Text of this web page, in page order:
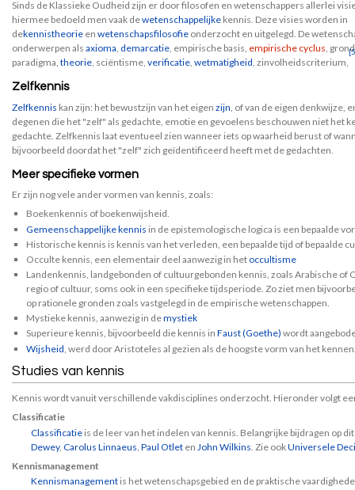
Sinds de Klassieke Oudheid zijn er door filosofen en wetenschappers allerlei
hiermee bedoeld men vaak dewetenschappelijke kennis. Deze visies worden in
dekennistheorie en wetenschapsfilosofie onderzocht en uitgelegd. De
onderwerpen als axioma demarcatie , empirische basis, empirische cyclus ,
paradigma, theorie , sciëntisme, verificatie wetmatigheid , zinvolheidscriterium,
Zelfkennis
Zelfkennis kan zijn: het bewustzijn van het eigen zijn , of van de eigen denkwijze,
degenen die het "zelf" als gedachte, emotie en gevoelens beschouwen niet het
gedachte. Zelfkennis laat eventueel zien wanneer iets op waarheid berust of
bijvoorbeeld doordat het "zelf" zich geïdentificeerd heeft met de gedachten.
Meer specifieke vormen
Er zijn nog vele ander vormen van kennis, zoals:
Boekenkennis of boekenwijsheid.
Gemeenschappelijke kennis in de epistemologische logica is een bepaalde
Historische kennis is kennis van het verleden, een bepaalde tijd of bepaalde
Occulte kennis, een elementair deel aanwezig in het occultisme
Landenkennis, landgebonden of cultuurgebonden kennis, zoals Arabische of
regio of cultuur, soms ook in een specifieke tijdsperiode. Zo ziet men
op rationele gronden zoals vastgelegd in de empirische wetenschappen.
Mystieke kennis, aanwezig in demystiek
Superieure kennis, bijvoorbeeld die kennis in Faust (Goethe) wordt
Wijsheid , werd door Aristoteles al gezien als de hoogste vorm van het
Studies van kennis
Kennis wordt vanuit verschillende vakdisciplines onderzocht. Hieronder volgt
Classificatie
Classificatie is de leer van het indelen van kennis. Belangrijke bijdragen op
Dewey, Carolus Linnaeus Paul Otlet en John Wilkins . Zie ookUniversele
Kennismanagement
Kennismanagement is het wetenschapsgebied en de praktische